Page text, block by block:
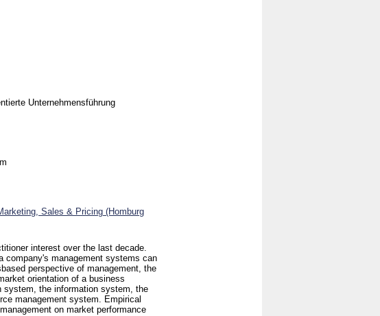
Unternehmensführung
Sales & Pricing (Homburg
interest over the last decade.
company's management systems can
perspective of management, the
orientation of a business
system, the information system, the
management system. Empirical
on market performance